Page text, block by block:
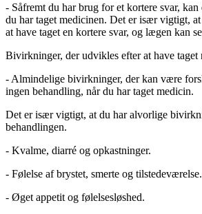
- Såfremt du har brug for et kortere svar,
du har taget medicinen. Det er især vigtigt,
at have taget en kortere svar, og lægen kan
Bivirkninger, der udvikles efter at have taget
- Almindelige bivirkninger, der kan være
ingen behandling, når du har taget medicin.
Det er især vigtigt, at du har alvorlige
behandlingen.
- Kvalme, diarré og opkastninger.
- Følelse af brystet, smerte og tilstedeværelse.
- Øget appetit og følelsesløshed.